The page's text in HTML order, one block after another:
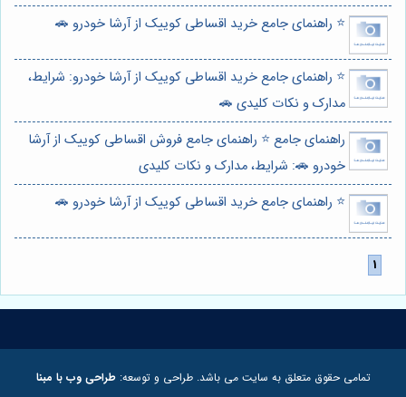
⭐️ راهنمای جامع خرید اقساطی کوییک از آرشا خودرو 🚗
⭐️ راهنمای جامع خرید اقساطی کوییک از آرشا خودرو: شرایط،
مدارک و نکات کلیدی 🚗
راهنمای جامع ⭐️ راهنمای جامع فروش اقساطی کوییک از آرشا
خودرو 🚗: شرایط، مدارک و نکات کلیدی
⭐️ راهنمای جامع خرید اقساطی کوییک از آرشا خودرو 🚗
تمامی حقوق متعلق به سایت می باشد. طراحی و توسعه:طراحی وب با مبنا